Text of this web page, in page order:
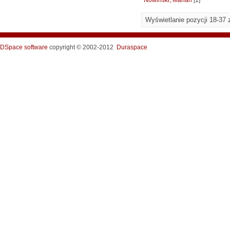
Wyświetlanie pozycji 18-37
DSpace software copyright © 2002-2012 Duraspace